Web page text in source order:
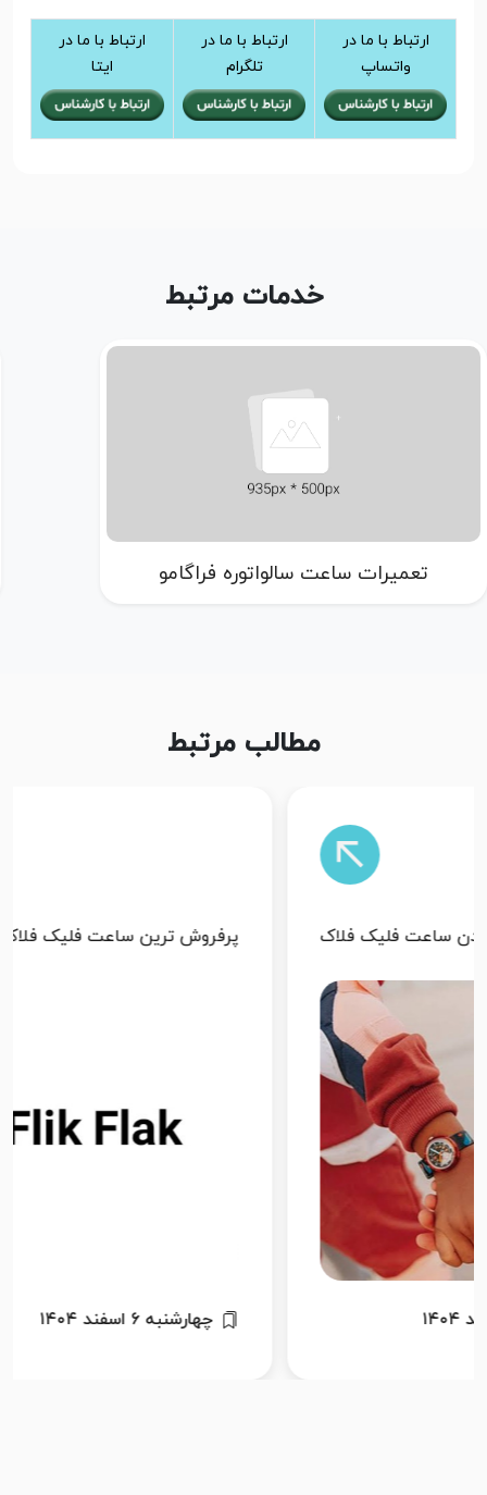
ارتباط با ما در
واتساپ
ارتباط با ما در
تلگرام
ارتباط با ما در
ایتا
خدمات مرتبط
تعمیرات ساعت سالواتوره فراگامو
مطالب مرتبط
پرفروش ترین ساعت فلیک فلاک ساعت